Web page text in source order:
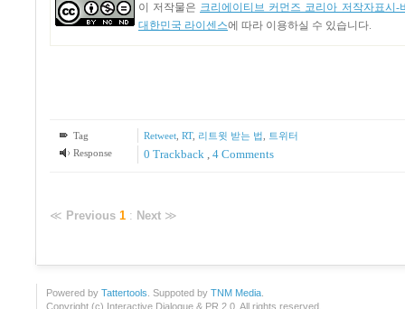
이 저작물은 크리에이티브 커먼즈 코리아 저작자표시-
대한민국 라이센스에 따라 이용하실 수 있습니다.
Tag Retweet, RT, 리트윗 받는 법
트위터
Response
0 Trackback , 4Comments
≪ Previous 1 : Next ≫
Powered by Tattertools . Suppoted by TNM Media
Copyright (c) Interactive Dialogue & PR 2.0. All rights reserved.